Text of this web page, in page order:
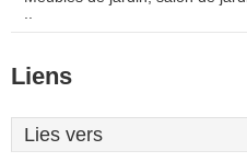
..
Liens
Lies vers